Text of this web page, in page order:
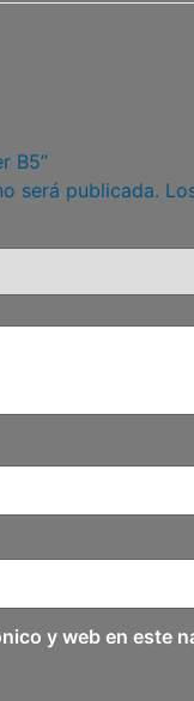
B5”
será publicada.
y web en este